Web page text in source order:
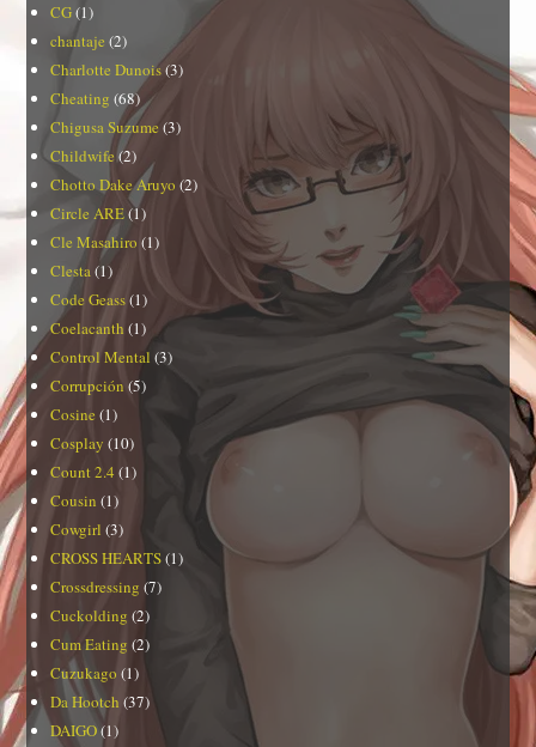
CG(1)
chantaje (2)
Charlotte Dunois(3)
Cheating (68)
Chigusa Suzume (3)
Childwife (2)
Chotto Dake Aruyo (2)
Circle ARE(1)
Cle Masahiro (1)
Clesta(1)
Code Geass(1)
Coelacanth (1)
Control Mental (3)
Corrupción (5)
Cosine (1)
Cosplay (10)
Count 2.4 (1)
Cousin (1)
Cowgirl (3)
CROSS HEARTS(1)
Crossdressing (7)
Cuckolding (2)
Cum Eating (2)
Cuzukago (1)
Da Hootch (37)
DAIGO(1)